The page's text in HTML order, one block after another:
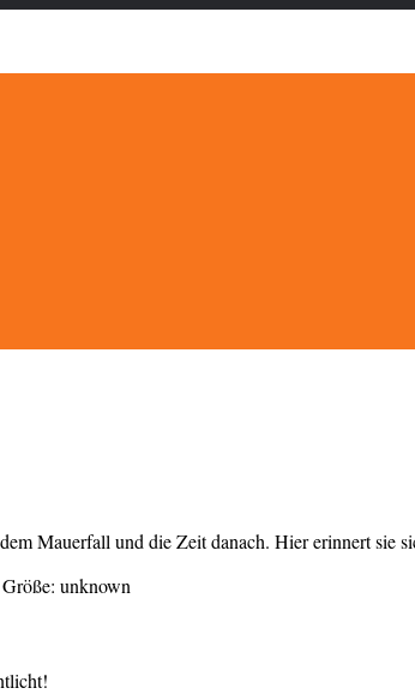
Mauerfall und die Zeit danach. Hier erinnert sie
Größe: unknown